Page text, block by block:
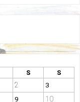
S
S
2 3
9 10